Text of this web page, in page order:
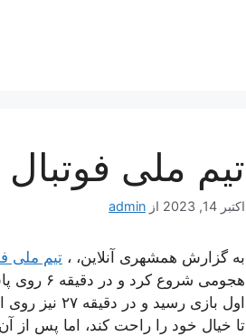
تیم ملی فوتبال
اکتبر 14, 2023 از admin
به گزارش همشهری آنلاین، ، تیم ملی
هجومی
اول بازی
تا خیال خود را راحت کند، اما پس